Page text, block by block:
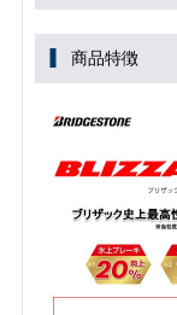
商品特徴